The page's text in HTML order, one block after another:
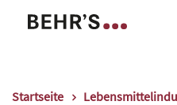
Startseite